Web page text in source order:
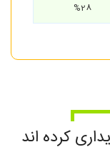
%28
کرده اند